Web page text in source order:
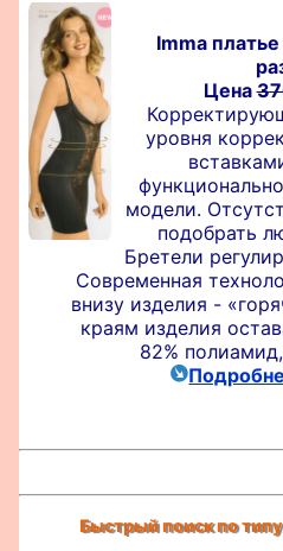
Imma
Цена
уровня
модели.
подобрать
Бретели
Современная
внизу изделия -
краям изделия
82%
Быстрый поиск по